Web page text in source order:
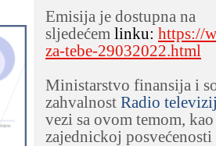
Emisija je dostupna na
sljedećem linku: https://
za-tebe-29032022.html
Ministarstvo finansija i
zahvalnost Radio
vezi sa ovom temom,
zajednickoj